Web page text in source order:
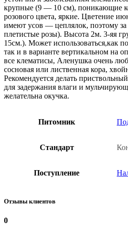
крупные (9 — 10 см), поникающие
розового цвета, яркие. Цветение
имеют усов — цеплялок, поэтому
плетистые розы). Высота 2м. 3-яя
15см.). Может использоваться,как
так и в варианте вертикальном на
все клематисы, Аленушка очень
сосновая или лиственная кора,
Рекомендуется делать
для задержания влаги и
желательна окучка.
Питомник
Стандарт
Поступление
Отзывы клиентов
0